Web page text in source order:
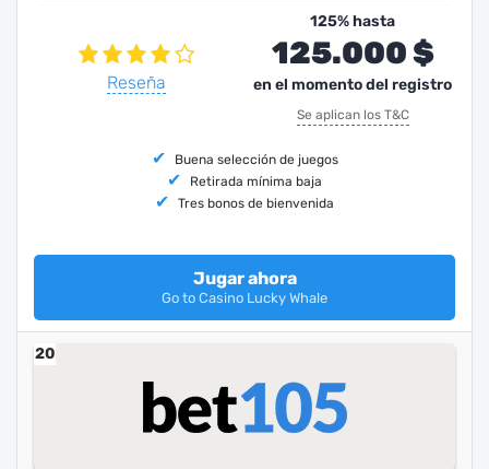
Reseña
125% hasta
125.000 $
en el momento del registro
Se aplican los T&C
Buena selección de juegos
Retirada mínima baja
Tres bonos de bienvenida
Jugar ahora
Go to Casino Lucky Whale
20